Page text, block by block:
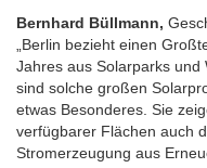
Bernhard Büllmann,
„Berlin bezieht einen
Jahres aus Solarparks
sind solche großen
etwas Besonderes. Sie
verfügbarer Flächen auch
Stromerzeugung aus